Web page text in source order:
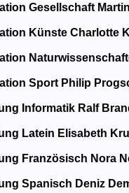
Gesellschaft
Künste Charlotte
Sport Philip
Informatik Ralf
Latein Elisabeth
Französisch Nora
Spanisch Deniz